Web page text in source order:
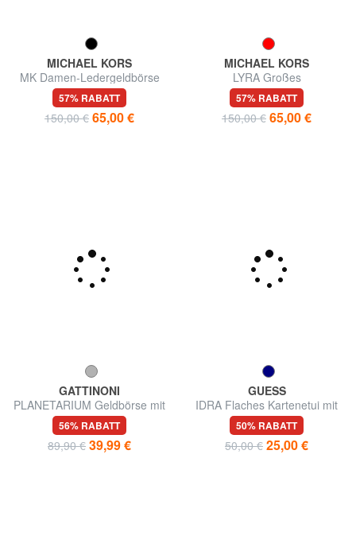
MICHAEL KORS
MK Damen-Ledergeldbörse
57% RABATT
150,00 € 65,00 €
MICHAEL KORS
LYRA Großes
Lederportemonnaie
57% RABATT
150,00 € 65,00 €
GATTINONI
PLANETARIUM Geldbörse mit
Rundum-Reißverschluss
56% RABATT
89,90 € 39,99 €
GUESS
IDRA Flaches Kartenetui mit
Reißverschluss
50% RABATT
50,00 € 25,00 €